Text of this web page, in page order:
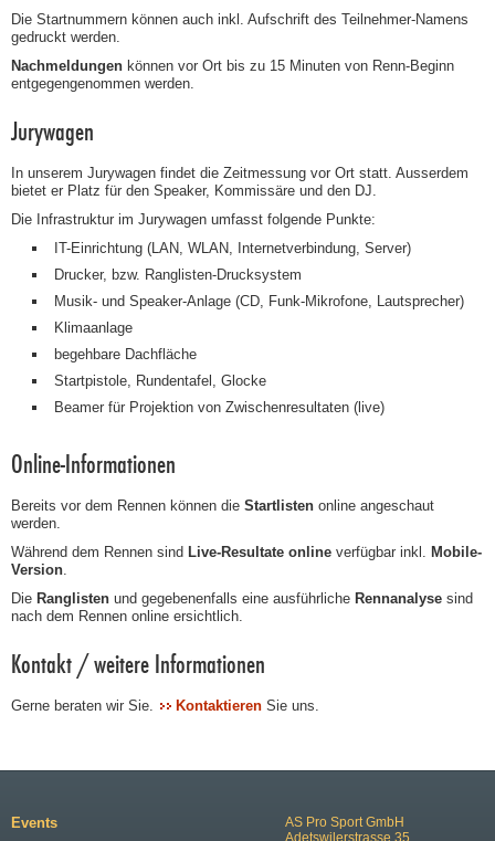
Die Startnummern können auch inkl. Aufschrift des Teilnehmer-Namens
gedruckt werden.
Nachmeldungen können vor Ort bis zu 15 Minuten von Renn-Beginn
entgegengenommen werden.
Jurywagen
In unserem Jurywagen findet die Zeitmessung vor Ort statt. Ausserdem
bietet er Platz für den Speaker, Kommissäre und den DJ.
Die Infrastruktur im Jurywagen umfasst folgende Punkte:
IT-Einrichtung (LAN, WLAN, Internetverbindung, Server)
Drucker, bzw. Ranglisten-Drucksystem
Musik- und Speaker-Anlage (CD, Funk-Mikrofone, Lautsprecher)
Klimaanlage
begehbare Dachfläche
Startpistole, Rundentafel, Glocke
Beamer für Projektion von Zwischenresultaten (live)
Online-Informationen
Bereits vor dem Rennen können die Startlisten online angeschaut
werden.
Während dem Rennen sind Live-Resultate online verfügbar inkl. Mobile-
Version.
Die Ranglisten und gegebenenfalls eine ausführliche Rennanalyse sind
nach dem Rennen online ersichtlich.
Kontakt / weitere Informationen
Gerne beraten wir Sie. Kontaktieren Sie uns.
AS Pro Sport GmbH
Adetswilerstrasse 35
Events